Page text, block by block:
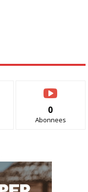
0
Abonnees